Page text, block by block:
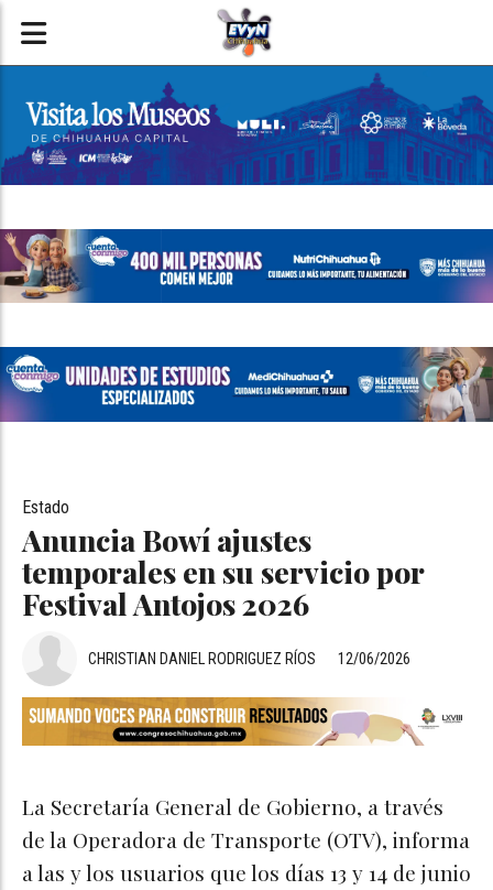
Anuncia Bowí ajustes
temporales en su servicio por
Festival Antojos 2026
Estado
12/06/2026
CHRISTIAN DANIEL RODRIGUEZ RÍOS
La Secretaría General de Gobierno, a través
de la Operadora de Transporte (OTV), informa
a las y los usuarios que los días 13 y 14 de junio